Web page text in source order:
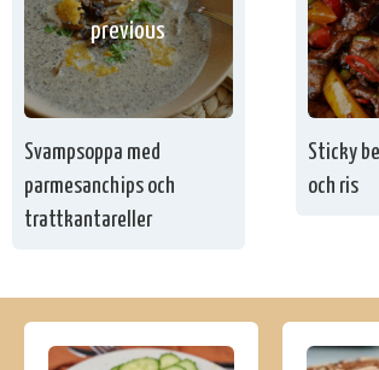
previous
Svampsoppa med
parmesanchips och
trattkantareller
Sticky
och ris